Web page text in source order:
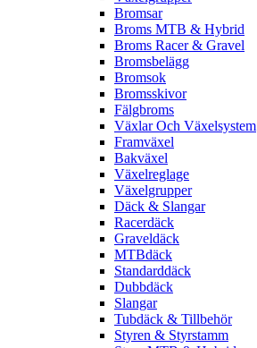
Bromsar
Broms MTB & Hybrid
Broms Racer & Gravel
Bromsbelägg
Bromsok
Bromsskivor
Fälgbroms
Växlar Och Växelsystem
Framväxel
Bakväxel
Växelreglage
Växelgrupper
Däck & Slangar
Racerdäck
Graveldäck
MTBdäck
Standarddäck
Dubbdäck
Slangar
Tubdäck & Tillbehör
Styren & Styrstamm